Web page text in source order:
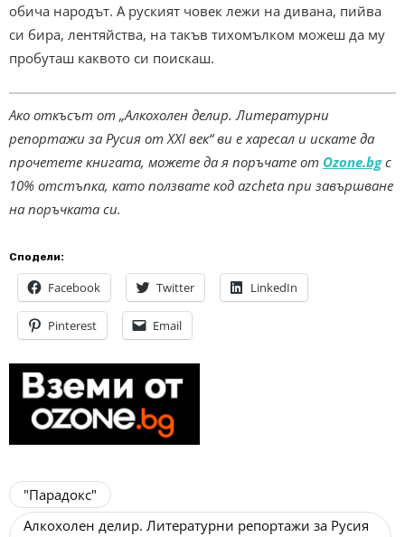
обича народът. А руският човек лежи на дивана, пийва
си бира, лентяйства, на такъв тихомълком можеш да му
пробуташ каквото си поискаш.
Ако откъсът oт „Алкохолен делир. Литературни
репортажи за Русия от XXI век“ ви е харесал и искате да
прочетете книгата, можете да я поръчате от Ozone.bgс
10% отстъпка, като ползвате код azcheta при завършване
на поръчката си.
Сподели:
Facebook Twitter LinkedIn
Pinterest Email
"Парадокс"
Алкохолен делир. Литературни репортажи за Русия